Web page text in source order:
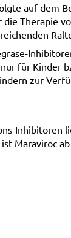
auf dem
Therapie
für Kinder
zur
Maraviroc